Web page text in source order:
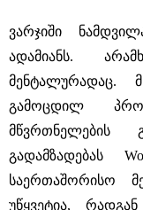
ვარჯიში
ადამიანს.
მენტალურადაც.
გამოცდილ
მწვრთნელების
გადამზადებას
საერთაშორისო
უწყვეტია,